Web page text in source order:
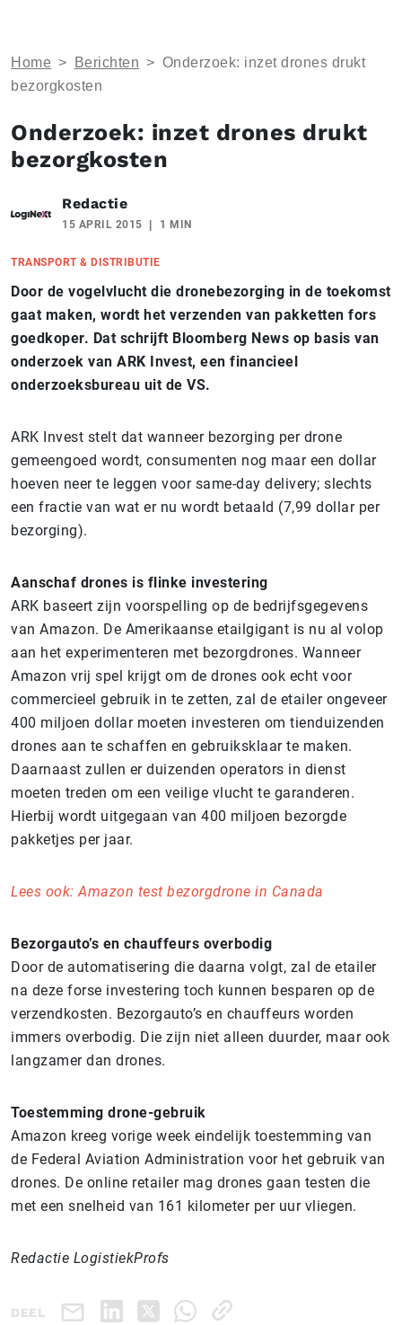
Home > Berichten > Onderzoek: inzet drones drukt
bezorgkosten
Onderzoek: inzet drones drukt
bezorgkosten
Redactie
15 APRIL 2015 1 MIN
TRANSPORT & DISTRIBUTIE
Door de vogelvlucht die dronebezorging in de toekomst
gaat maken, wordt het verzenden van pakketten fors
goedkoper. Dat schrijft Bloomberg News op basis van
onderzoek van ARK Invest, een financieel
onderzoeksbureau uit de VS.
ARK Invest stelt dat wanneer bezorging per drone
gemeengoed wordt, consumenten nog maar een dollar
hoeven neer te leggen voor same-day delivery; slechts
een fractie van wat er nu wordt betaald (7,99 dollar per
bezorging).
Aanschaf drones is flinke investering
ARK baseert zijn voorspelling op de bedrijfsgegevens
van Amazon. De Amerikaanse etailgigant is nu al volop
aan het experimenteren met bezorgdrones. Wanneer
Amazon vrij spel krijgt om de drones ook echt voor
commercieel gebruik in te zetten, zal de etailer ongeveer
400 miljoen dollar moeten investeren om tienduizenden
drones aan te schaffen en gebruiksklaar te maken.
Daarnaast zullen er duizenden operators in dienst
moeten treden om een veilige vlucht te garanderen.
Hierbij wordt uitgegaan van 400 miljoen bezorgde
pakketjes per jaar.
Lees ook: Amazon test bezorgdrone in Canada
Bezorgauto’s en chauffeurs overbodig
Door de automatisering die daarna volgt, zal de etailer
na deze forse investering toch kunnen besparen op de
verzendkosten. Bezorgauto’s en chauffeurs worden
immers overbodig. Die zijn niet alleen duurder, maar ook
langzamer dan drones.
Toestemming drone-gebruik
Amazon kreeg vorige week eindelijk toestemming van
de Federal Aviation Administration voor het gebruik van
drones. De online retailer mag drones gaan testen die
met een snelheid van 161 kilometer per uur vliegen.
Redactie LogistiekProfs
DEEL